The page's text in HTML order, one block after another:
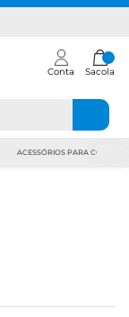
Conta Sacola
ACESSÓRIOS PARA